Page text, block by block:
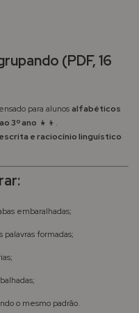
(PDF, 16
para alunos alfabéticos
3º ano 👧👦.
e raciocínio linguístico
embaralhadas;
formadas;
o mesmo padrão.